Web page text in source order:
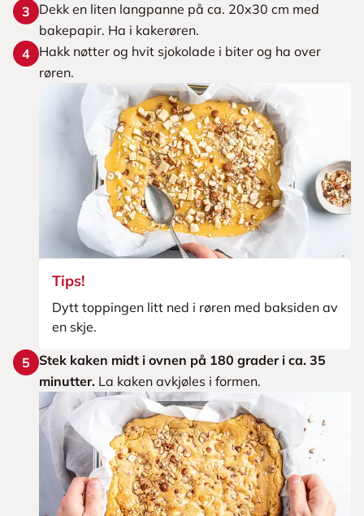
3
Dekk en liten langpanne på ca. 20x30 cm med
bakepapir. Ha i kakerøren.
4 Hakk nøtter og hvit sjokolade i biter og ha over
røren.
Tips!
Dytt toppingen litt ned i røren med baksiden av
en skje.
5 Stek kaken midt i ovnen på 180 grader i ca. 35
minutter. La kaken avkjøles i formen.